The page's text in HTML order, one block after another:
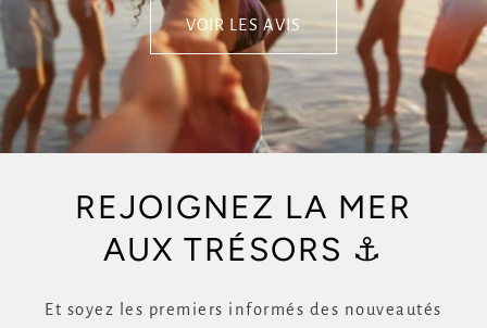
VOIR LES AVIS
REJOIGNEZ LA MER
AUX TRÉSORS ⚓
Et soyez les premiers informés des nouveautés